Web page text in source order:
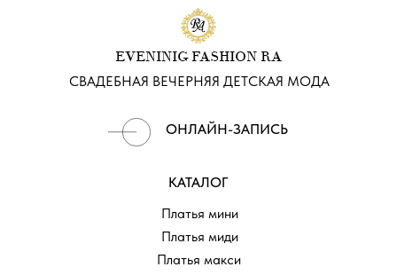
ОНЛАЙН-ЗАПИСЬ
КАТАЛОГ
Платья мини
Платья миди
Платья макси
EVENINIG FASHION RA
СВАДЕБНАЯ ВЕЧЕРНЯЯ ДЕТСКАЯ МОДА